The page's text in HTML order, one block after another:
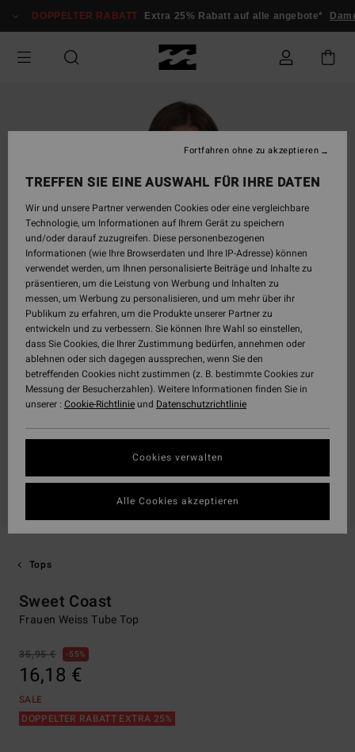
zur
springen
DOPPELTER RABATT Extra 25% Rabatt auf alle angebote*
Tops
Sweet Coast
Frauen Weiss Tube Top
35,95 € 55%
16,18 €
SALE
DOPPELTER RABATT EXTRA 25%
TREFFEN SIE EINE AUSWAHL FÜR IHRE DATEN
Wir und unsere Partner verwenden Cookies oder eine vergleichbare
Technologie, um Informationen auf Ihrem Gerät zu speichern
und/oder darauf zuzugreifen. Diese personenbezogenen
Informationen (wie Ihre Browserdaten und Ihre IP-Adresse) können
verwendet werden, um Ihnen personalisierte Beiträge und Inhalte zu
präsentieren, um die Leistung von Werbung und Inhalten zu
messen, um Werbung zu personalisieren, und um mehr über ihr
Publikum zu erfahren, um die Produkte unserer Partner zu
entwickeln und zu verbessern. Sie können Ihre Wahl so einstellen,
dass Sie Cookies, die Ihrer Zustimmung bedürfen, annehmen oder
ablehnen oder sich dagegen aussprechen, wenn Sie den
betreffenden Cookies nicht zustimmen (z. B. bestimmte Cookies zur
Messung der Besucherzahlen). Weitere Informationen finden Sie in
unserer : Cookie-Richtlinieund Datenschutzrichtlinie
Cookies verwalten
Fortfahren ohne zu akzeptieren
Alle Cookies akzeptieren